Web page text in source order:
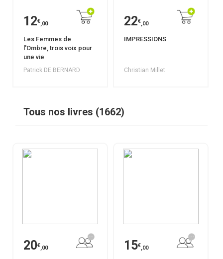
12€,00
Les Femmes de
l'Ombre, trois voix pour
une vie
Patrick DE BERNARD
22€,00
IMPRESSIONS
Christian Millet
Tous nos livres (1662)
20€,00 15€,00